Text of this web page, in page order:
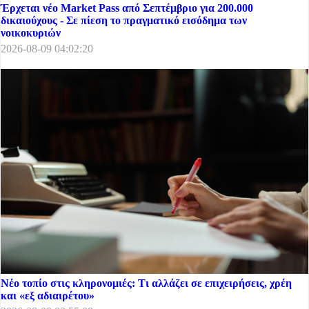
Έρχεται νέο Market Pass από Σεπτέμβριο για 200.000
δικαιούχους - Σε πίεση το πραγματικό εισόδημα των
νοικοκυριών
2026-08-09 04:02:20
Νέο τοπίο στις κληρονομιές: Τι αλλάζει σε επιχειρήσεις, χρέη
και «εξ αδιαιρέτου»